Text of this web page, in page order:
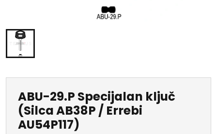
ABU-29.P Specijalan ključ
(Silca AB38P / Errebi
AU54P117)